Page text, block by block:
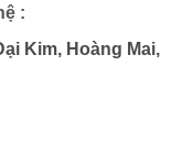
:
Kim, Hoàng Mai,